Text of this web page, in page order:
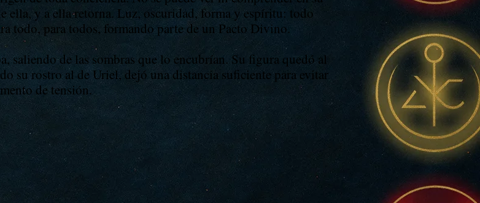
ella, y a ella retorna. Luz, oscuridad, forma y espíritu: todo
todo, para todos, formando parte de un Pacto Divino.
saliendo de las sombras que lo encubrían. Su figura quedó al
su rostro al de Uriel, dejó una distancia suficiente para evitar
de tensión.